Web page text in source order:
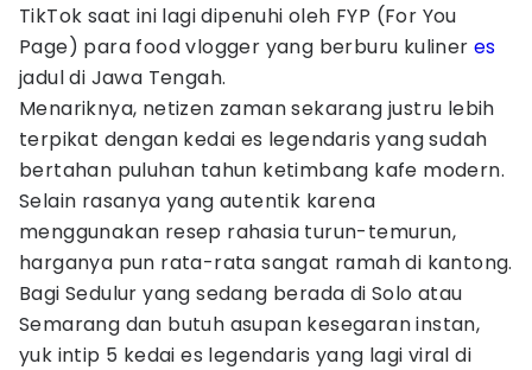
TikTok saat ini lagi dipenuhi oleh FYP (For You
Page) para food vlogger yang berburu kuliner es
jadul di Jawa Tengah.
Menariknya, netizen zaman sekarang justru lebih
terpikat dengan kedai es legendaris yang sudah
bertahan puluhan tahun ketimbang kafe modern.
Selain rasanya yang autentik karena
menggunakan resep rahasia turun-temurun,
harganya pun rata-rata sangat ramah di kantong.
Bagi Sedulur yang sedang berada di Solo atau
Semarang dan butuh asupan kesegaran instan,
yuk intip 5 kedai es legendaris yang lagi viral di